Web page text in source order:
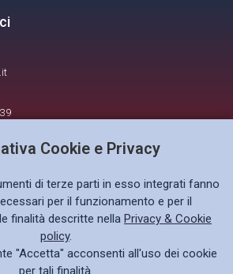
Privacy policy GDPR
Cookie e Privacy
di terze parti in esso integrati fanno
per il funzionamento e per il
finalità descritte nella Privacy & Cookie
policy.
"Accetta" acconsenti all'uso dei cookie
per tali finalità.